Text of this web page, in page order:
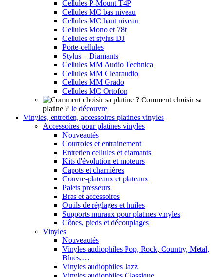
Cellules P-Mount T4P
Cellules MC bas niveau
Cellules MC haut niveau
Cellules Mono et 78t
Cellules et stylus DJ
Porte-cellules
Stylus – Diamants
Cellules MM Audio Technica
Cellules MM Clearaudio
Cellules MM Grado
Cellules MC Ortofon
Comment choisir sa
platine ? Je découvre
Vinyles, entretien, accessoires platines vinyles
Accessoires pour platines vinyles
Nouveautés
Courroies et entrainement
Entretien cellules et diamants
Kits d'évolution et moteurs
Capots et charnières
Couvre-plateaux et plateaux
Palets presseurs
Bras et accessoires
Outils de réglages et huiles
Supports muraux pour platines vinyles
Cônes, pieds et découplages
Vinyles
Nouveautés
Vinyles audiophiles Pop, Rock, Country, Metal,
Blues,…
Vinyles audiophiles Jazz
Vinyles audiophiles Classique